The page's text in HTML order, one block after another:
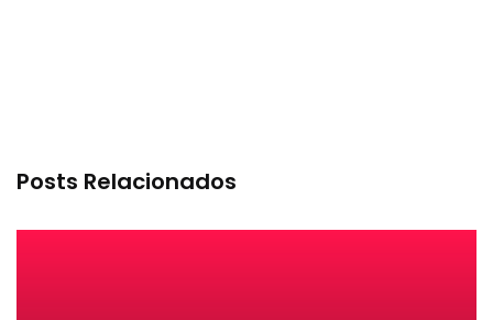
Posts Relacionados